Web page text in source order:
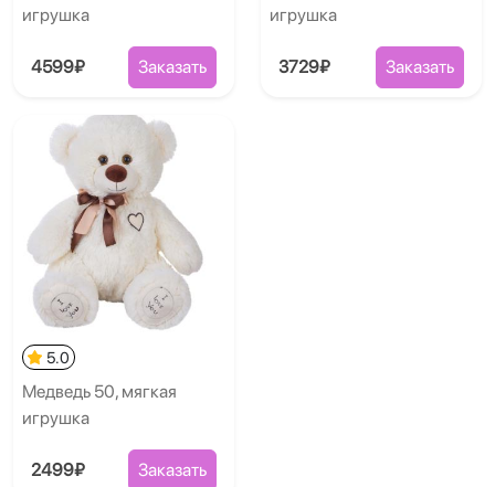
игрушка
4599₽ Заказать
игрушка
3729₽ Заказать
5.0
Медведь 50, мягкая
игрушка
2499₽ Заказать